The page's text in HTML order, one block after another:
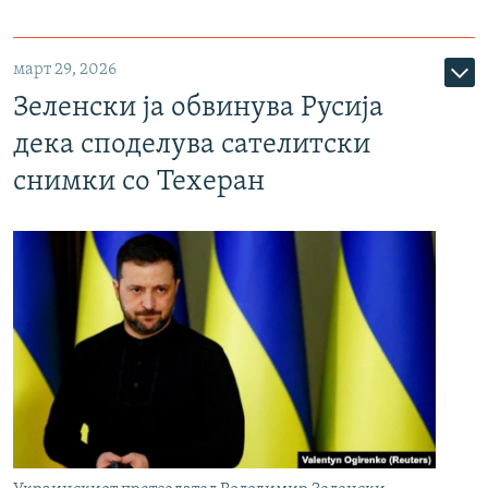
март 29, 2026
Зеленски ја обвинува Русија
дека споделува сателитски
снимки со Техеран